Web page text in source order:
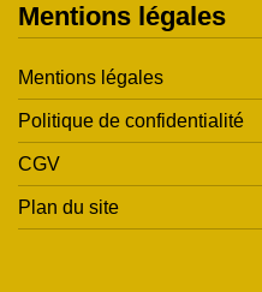
Mentions légales
Mentions légales
Politique de confidentialité
CGV
Plan du site